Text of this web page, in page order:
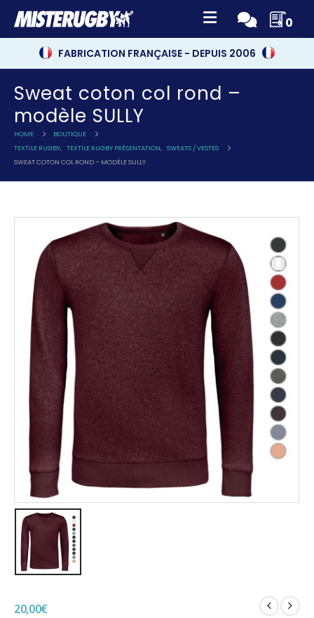
0
FABRICATION FRANÇAISE - DEPUIS 2006
Sweat coton col rond –
modèle SULLY
HOME
BOUTIQUE
TEXTILE RUGBY, TEXTILE RUGBY PRÉSENTATION, SWEATS / VESTES
SWEAT COTON COL ROND – MODÈLE SULLY
20,00€